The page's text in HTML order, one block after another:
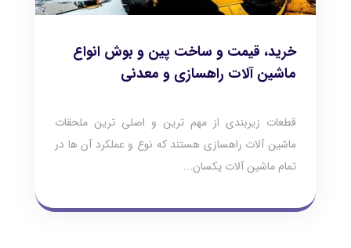
خرید، قیمت و ساخت پین و بوش انواع
ماشین آلات راهسازی و معدنی
قطعات زیربندی از مهم ترین و اصلی ترین ملحقات
ماشین آلات راهسازی هستند که نوع و عملکرد آن ها در
تمام ماشین آلات یکسان...